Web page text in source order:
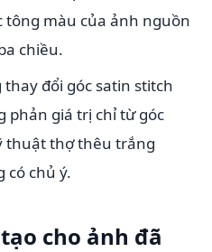
tông màu của ảnh nguồn
chiều.
đổi góc satin stitch
phản giá trị chỉ từ góc
thuật thợ thêu trắng
có chủ ý.
cho ảnh đã